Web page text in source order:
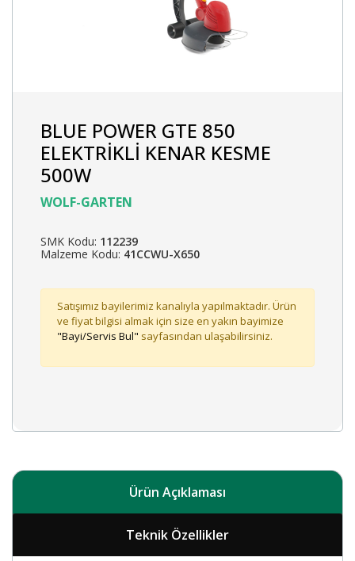
BLUE POWER GTE 850
ELEKTRİKLİ KENAR KESME
500W
WOLF-GARTEN
SMK Kodu: 112239
Malzeme Kodu: 41CCWU-X650
Satışımız bayilerimiz kanalıyla yapılmaktadır. Ürün
ve fiyat bilgisi almak için size en yakın bayimize
"Bayi/Servis Bul" sayfasından ulaşabilirsiniz.
Ürün Açıklaması
Teknik Özellikler